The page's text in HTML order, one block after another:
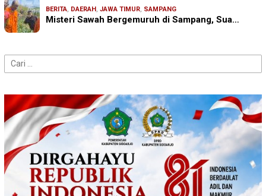
BERITA, DAERAH , JAWA TIMUR, SAMPANG
Misteri Sawah Bergemuruh di Sampang, Sua…
Cari
untuk: